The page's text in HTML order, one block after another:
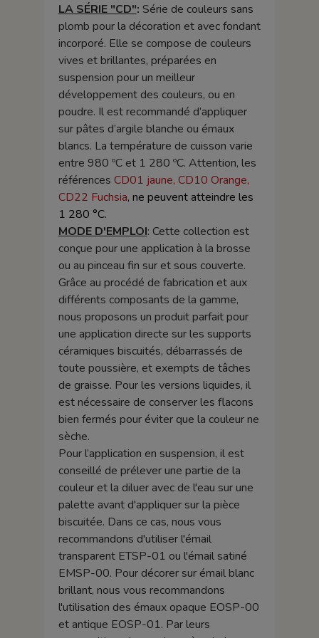
LA SÉRIE "CD": Série de couleurs sans
plomb pour la décoration et avec fondant
incorporé. Elle se compose de couleurs
vives et brillantes, préparées en
suspension pour un meilleur
développement des couleurs, ou en
poudre. Il est recommandé d’appliquer
sur pâtes d’argile blanche ou émaux
blancs. La température de cuisson varie
entre 980 ºC et 1 280 ºC. Attention, les
références CD01 jaune, CD10 Orange,
CD22 Fuchsia, ne peuvent atteindre les
1 280 °C.
MODE D'EMPLOI: Cette collection est
conçue pour une application à la brosse
ou au pinceau fin sur et sous couverte.
Grâce au procédé de fabrication et aux
différents composants de la gamme,
nous proposons un produit parfait pour
une application directe sur les supports
céramiques biscuités, débarrassés de
toute poussière, et exempts de tâches
de graisse. Pour les versions liquides, il
est nécessaire de conserver les flacons
bien fermés pour éviter que la couleur ne
sèche.
Pour l’application en suspension, il est
conseillé de prélever une partie de la
couleur et la diluer avec de l'eau sur une
palette avant d'appliquer sur la pièce
biscuitée. Dans ce cas, nous vous
recommandons d'utiliser l'émail
transparent ETSP-01 ou l'émail satiné
EMSP-00. Pour décorer sur émail blanc
brillant, nous vous recommandons
l'utilisation des émaux opaque EOSP-00
et antique EOSP-01. Par leurs